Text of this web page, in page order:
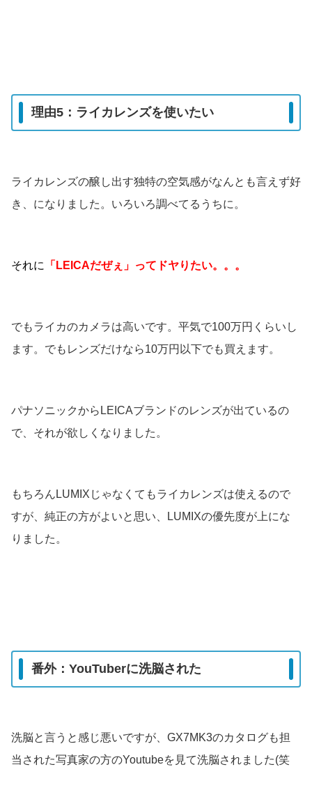
理由5：ライカレンズを使いたい
ライカレンズの醸し出す独特の空気感がなんとも言えず好
き、になりました。いろいろ調べてるうちに。
それに 「LEICAだぜぇ」ってドヤりたい。。。
でもライカのカメラは高いです。平気で100万円くらいし
ます。でもレンズだけなら10万円以下でも買えます。
パナソニックからLEICAブランドのレンズが出ているの
で、それが欲しくなりました。
もちろんLUMIXじゃなくてもライカレンズは使えるので
すが、純正の方がよいと思い、LUMIXの優先度が上にな
りました。
番外：YouTuberに洗脳された
洗脳と言うと感じ悪いですが、GX7MK3のカタログも担
当された写真家の方のYoutubeを見て洗脳されました(笑